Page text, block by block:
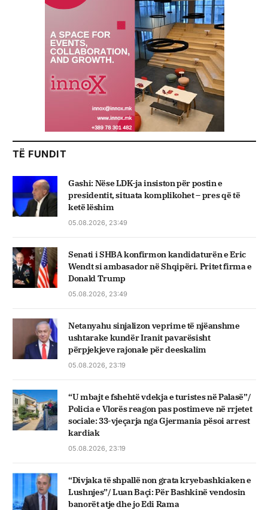
TË FUNDIT
Gashi: Nëse LDK-ja insiston për postin e
presidentit, situata komplikohet – pres që të
ketë lëshim
05.08.2026, 23:49
Senati i SHBA konfirmon kandidaturën e Eric
Wendt si ambasador në Shqipëri. Pritet firma e
Donald Trump
05.08.2026, 23:49
Netanyahu sinjalizon veprime të njëanshme
ushtarake kundër Iranit pavarësisht
përpjekjeve rajonale për deeskalim
05.08.2026, 23:19
“U mbajt e fshehtë vdekja e turistes në Palasë”/
Policia e Vlorës reagon pas postimeve në rrjetet
sociale: 33-vjeçarja nga Gjermania pësoi arrest
kardiak
05.08.2026, 23:19
“Divjaka të shpallë non grata kryebashkiaken e
Lushnjes”/ Luan Baçi: Për Bashkinë vendosin
banorët atje dhe jo Edi Rama